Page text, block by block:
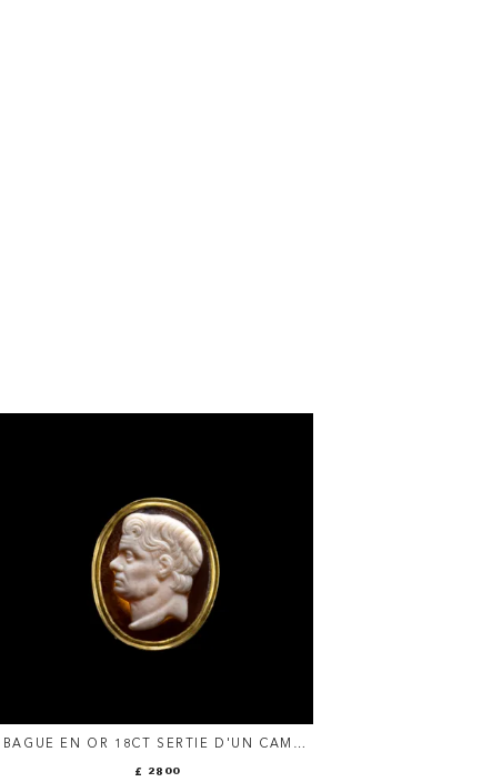
BAGUE EN OR 18CT SERTIE D'UN CAMÉE
£ 2800